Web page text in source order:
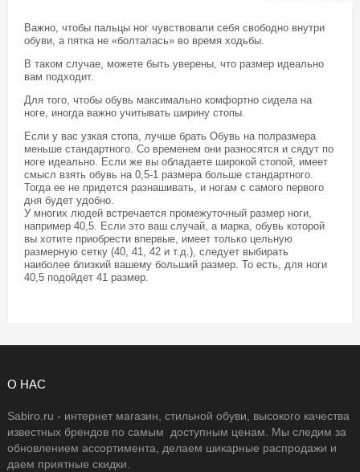
Важно, чтобы пальцы ног чувствовали себя свободно внутри
обуви, а пятка не «болталась» во время ходьбы.
В таком случае, можете быть уверены, что размер идеально
вам подходит.
Для того, чтобы обувь максимально комфортно сидела на
ноге, иногда важно учитывать ширину стопы.
Если у вас узкая стопа, лучше брать Обувь на полразмера
меньше стандартного. Со временем они разносятся и сядут по
ноге идеально. Если же вы обладаете широкой стопой, имеет
смысл взять обувь на 0,5-1 размера больше стандартного.
Тогда ее не придется разнашивать, и ногам с самого первого
дня будет удобно.
У многих людей встречается промежуточный размер ноги,
например 40,5. Если это ваш случай, а марка, обувь которой
вы хотите приобрести впервые, имеет только цельную
размерную сетку (40, 41, 42 и т.д.), следует выбирать
наиболее близкий вашему больший размер. То есть, для ноги
40,5 подойдет 41 размер.
О НАС
Sabiro.ru - интернет магазин, стильной обуви, высокого качества
известных брендов по самым доступным ценам. Мы следим за
обновлением ассортимента, делаем шикарные распродажи и
даем приятные скидки.